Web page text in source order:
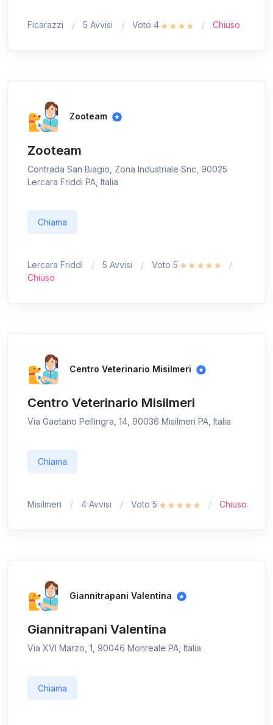
Ficarazzi 5 Avvisi Voto 4 Chiuso
Zooteam
Zooteam
Contrada San Biagio, Zona Industriale Snc, 90025
Lercara Friddi PA, Italia
Chiama
Lercara Friddi 5 Avvisi
Voto 5
Chiuso
Centro Veterinario Misilmeri
Centro Veterinario Misilmeri
Via Gaetano Pellingra, 14, 90036 Misilmeri PA, Italia
Chiama
Misilmeri 4 Avvisi Voto 5 Chiuso
Giannitrapani Valentina
Giannitrapani Valentina
Via XVI Marzo, 1, 90046 Monreale PA, Italia
Chiama